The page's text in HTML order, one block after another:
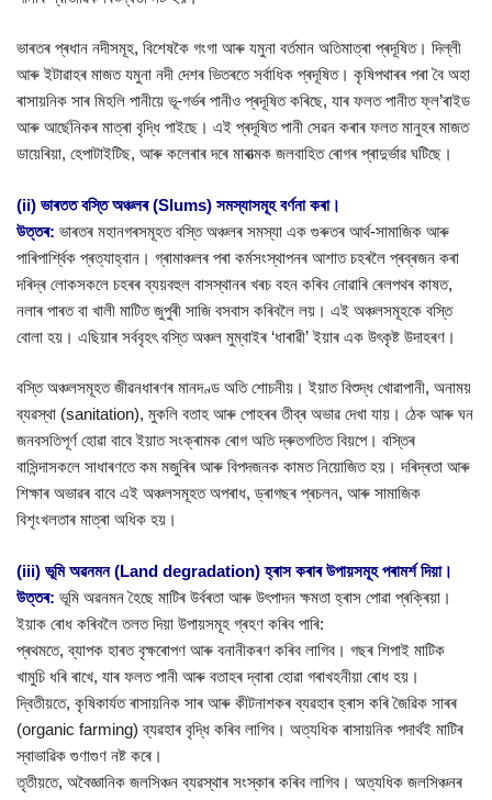
ভাৰতৰ প্ৰধান নদীসমূহ, বিশেষকৈ গংগা আৰু যমুনা বৰ্তমান অতিমাত্ৰা প্ৰদূষিত। দিল্লী
আৰু ইটাৱাহৰ মাজত যমুনা নদী দেশৰ ভিতৰতে সৰ্বাধিক প্ৰদূষিত। কৃষিপথাৰৰ পৰা বৈ অহা
ৰাসায়নিক সাৰ মিহলি পানীয়ে ভূ-গৰ্ভৰ পানীও প্ৰদূষিত কৰিছে, যাৰ ফলত পানীত ফ্ল’ৰাইড
আৰু আৰ্ছেনিকৰ মাত্ৰা বৃদ্ধি পাইছে। এই প্ৰদূষিত পানী সেৱন কৰাৰ ফলত মানুহৰ মাজত
ডায়েৰিয়া, হেপাটাইটিছ, আৰু কলেৰাৰ দৰে মাৰাত্মক জলবাহিত ৰোগৰ প্ৰাদুৰ্ভাৱ ঘটিছে।
(ii) ভাৰতত বস্তি অঞ্চলৰ (Slums) সমস্যাসমূহ বৰ্ণনা কৰা।
উত্তৰ: ভাৰতৰ মহানগৰসমূহত বস্তি অঞ্চলৰ সমস্যা এক গুৰুতৰ আৰ্থ-সামাজিক আৰু
পাৰিপাৰ্শ্বিক প্ৰত্যাহ্বান। গ্ৰামাঞ্চলৰ পৰা কৰ্মসংস্থাপনৰ আশাত চহৰলৈ প্ৰব্ৰজন কৰা
দৰিদ্ৰ লোকসকলে চহৰৰ ব্যয়বহুল বাসস্থানৰ খৰচ বহন কৰিব নোৱাৰি ৰেলপথৰ কাষত,
নলাৰ পাৰত বা খালী মাটিত জুপুৰী সাজি বসবাস কৰিবলৈ লয়। এই অঞ্চলসমূহকে বস্তি
বোলা হয়। এছিয়াৰ সৰ্ববৃহৎ বস্তি অঞ্চল মুম্বাইৰ ‘ধাৰাৱী’ ইয়াৰ এক উৎকৃষ্ট উদাহৰণ।
বস্তি অঞ্চলসমূহত জীৱনধাৰণৰ মানদণ্ড অতি শোচনীয়। ইয়াত বিশুদ্ধ খোৱাপানী, অনাময়
ব্যৱস্থা (sanitation), মুকলি বতাহ আৰু পোহৰৰ তীব্ৰ অভাৱ দেখা যায়। ঠেক আৰু ঘন
জনবসতিপূৰ্ণ হোৱা বাবে ইয়াত সংক্ৰামক ৰোগ অতি দ্ৰুতগতিত বিয়পে। বস্তিৰ
বাসিন্দাসকলে সাধাৰণতে কম মজুৰিৰ আৰু বিপদজনক কামত নিয়োজিত হয়। দৰিদ্ৰতা আৰু
শিক্ষাৰ অভাৱৰ বাবে এই অঞ্চলসমূহত অপৰাধ, ড্ৰাগছৰ প্ৰচলন, আৰু সামাজিক
বিশৃংখলতাৰ মাত্ৰা অধিক হয়।
(iii) ভূমি অৱনমন (Land degradation) হ্ৰাস কৰাৰ উপায়সমূহ পৰামৰ্শ দিয়া।
উত্তৰ: ভূমি অৱনমন হৈছে মাটিৰ উৰ্বৰতা আৰু উৎপাদন ক্ষমতা হ্ৰাস পোৱা প্ৰক্ৰিয়া।
ইয়াক ৰোধ কৰিবলৈ তলত দিয়া উপায়সমূহ গ্ৰহণ কৰিব পাৰি:
প্ৰথমতে, ব্যাপক হাৰত বৃক্ষৰোপণ আৰু বনানীকৰণ কৰিব লাগিব। গছৰ শিপাই মাটিক
খামুচি ধৰি ৰাখে, যাৰ ফলত পানী আৰু বতাহৰ দ্বাৰা হোৱা গৰাখহনীয়া ৰোধ হয়।
দ্বিতীয়তে, কৃষিকাৰ্যত ৰাসায়নিক সাৰ আৰু কীটনাশকৰ ব্যৱহাৰ হ্ৰাস কৰি জৈৱিক সাৰৰ
(organic farming) ব্যৱহাৰ বৃদ্ধি কৰিব লাগিব। অত্যধিক ৰাসায়নিক পদাৰ্থই মাটিৰ
স্বাভাৱিক গুণাগুণ নষ্ট কৰে।
তৃতীয়তে, অবৈজ্ঞানিক জলসিঞ্চন ব্যৱস্থাৰ সংস্কাৰ কৰিব লাগিব। অত্যধিক জলসিঞ্চনৰ